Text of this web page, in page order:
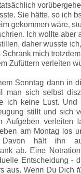
Sie hätte, so ich
gekommen wäre,
Ich wollte aber
daher wusste
Schrank mich
Zufüttern verleiten
Sonntag dann in
man sich selbst
ich keine Lust. Und
stillt und sich
Aufgeben verleiten
am Montag los
Davon hält ihn
ab. Eine
Entscheidung -
aus. Wenn Du Dich